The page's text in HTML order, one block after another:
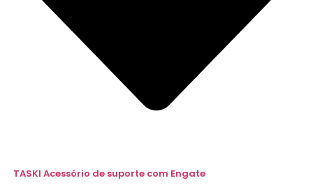
TASKI Acessório de suporte com Engate